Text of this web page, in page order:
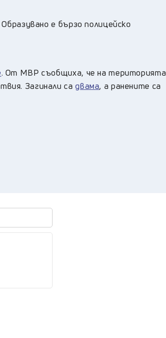
е бързо полицейско
. От МВР съобщиха, че на територията
Загинали садвама, а ранените са